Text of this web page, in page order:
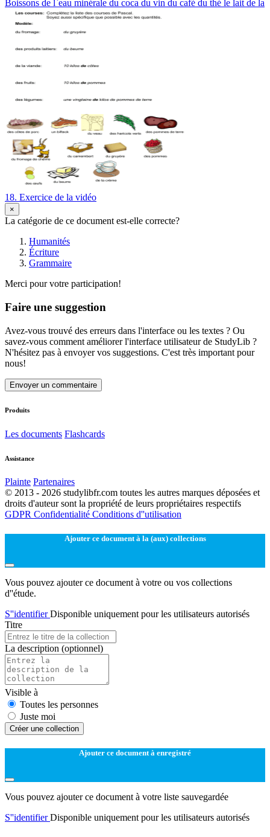
Boissons de l`eau minérale du coca du vin du café du thé le lait de la
18. Exercice de la vidéo
×
La catégorie de ce document est-elle correcte?
Humanités
Écriture
Grammaire
Merci pour votre participation!
Faire une suggestion
Avez-vous trouvé des erreurs dans l'interface ou les textes ? Ou
savez-vous comment améliorer l'interface utilisateur de StudyLib ?
N'hésitez pas à envoyer vos suggestions. C'est très important pour
nous!
Envoyer un commentaire
Produits
Les documents Flashcards
Assistance
Plainte Partenaires
© 2013 - 2026 studylibfr.com toutes les autres marques déposées et
droits d'auteur sont la propriété de leurs propriétaires respectifs
GDPR Confidentialité Conditions d''utilisation
Ajouter ce document à la (aux) collections
Vous pouvez ajouter ce document à votre ou vos collections
d''étude.
S''identifierDisponible uniquement pour les utilisateurs autorisés
Titre
La description (optionnel)
Visible à
Toutes les personnes
Juste moi
Créer une collection
Ajouter ce document à enregistré
Vous pouvez ajouter ce document à votre liste sauvegardée
S''identifierDisponible uniquement pour les utilisateurs autorisés